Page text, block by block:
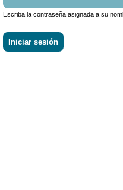
Escriba la contraseña asignada a su